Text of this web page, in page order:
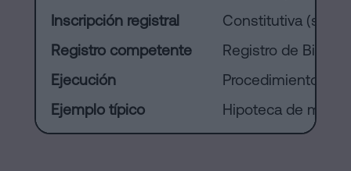
Inscripción registral
Constitutiva (sin
Registro competente
Registro de
Ejecución
Procedimiento
Ejemplo típico
Hipoteca de